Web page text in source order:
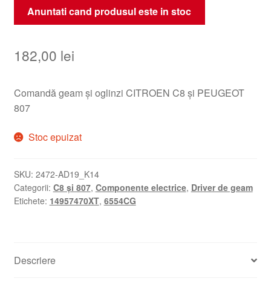
Anuntati cand produsul este in stoc
182,00 lei
Comandă geam și oglinzi CITROEN C8 și PEUGEOT
807
Stoc epuizat
SKU: 2472-AD19_K14
Categorii: C8 și 807, Componente electrice, Driver de geam
Etichete: 14957470XT, 6554CG
Descriere